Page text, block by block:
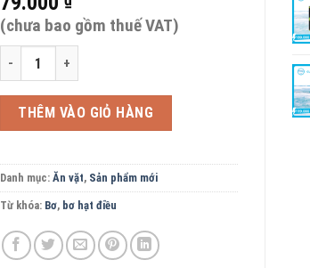
(chưa bao gồm thuế VAT)
Bơ hạt điều nguyên chất hạt 210gr - ĐẠT BUTTER số lượng
THÊM VÀO GIỎ HÀNG
Danh mục: Ăn vặt, Sản phẩm mới
Từ khóa: Bơ, bơ hạt điều